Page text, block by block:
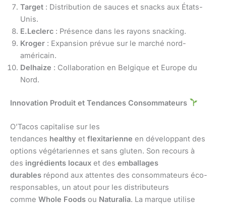
Target : Distribution de sauces et snacks aux États-
Unis.
E.Leclerc : Présence dans les rayons snacking.
Kroger : Expansion prévue sur le marché nord-
américain.
Delhaize : Collaboration en Belgique et Europe du
Nord.
Innovation Produit et Tendances Consommateurs
O’Tacos capitalise sur les
tendances healthy et flexitarienne en développant des
options végétariennes et sans gluten. Son recours à
des ingrédients locaux et des emballages
durables répond aux attentes des consommateurs éco-
responsables, un atout pour les distributeurs
comme Whole Foods ou Naturalia. La marque utilise